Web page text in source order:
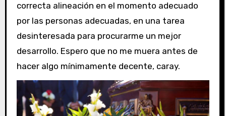
correcta alineación en el momento adecuado
por las personas adecuadas, en una tarea
desinteresada para procurarme un mejor
desarrollo. Espero que no me muera antes de
hacer algo mínimamente decente, caray.